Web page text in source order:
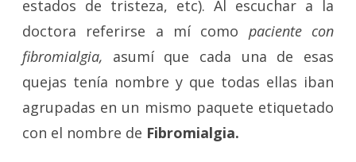
estados de tristeza, etc). Al escuchar a la
doctora referirse a mí como paciente con
fibromialgia, asumí que cada una de esas
quejas tenía nombre y que todas ellas iban
agrupadas en un mismo paquete etiquetado
con el nombre de Fibromialgia.